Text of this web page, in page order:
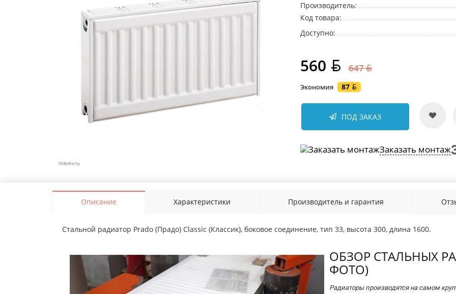
Производитель:
Код товара:
Доступно:
560 647
Экономия 87
ПОД ЗАКАЗ
Заказать монтаж
Описание Характеристики Производитель и гарантия
Стальной радиатор Prado (Прадо) Classic (Классик), боковое соединение, тип 33, высота 300, длина 1600.
ОБЗОР СТАЛЬНЫХ
ФОТО)
Радиаторы производятся на самом